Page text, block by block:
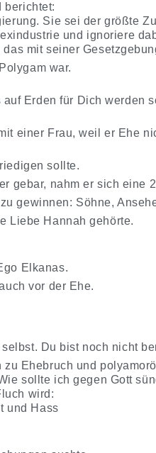
berichtet:
Sie sei der größte
und ignoriere
mit seiner
war.
Erden für Dich werden
einer Frau, weil er Ehe
sollte.
gebar, nahm er sich eine
gewinnen: Söhne,
Liebe Hannah gehörte.
Elkanas.
vor der Ehe.
Du bist noch nicht
Ehebruch und
sollte ich gegen Gott
wird:
und Hass